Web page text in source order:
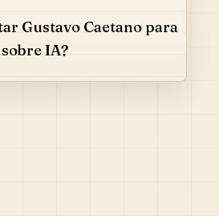
Gustavo Caetano para
IA?